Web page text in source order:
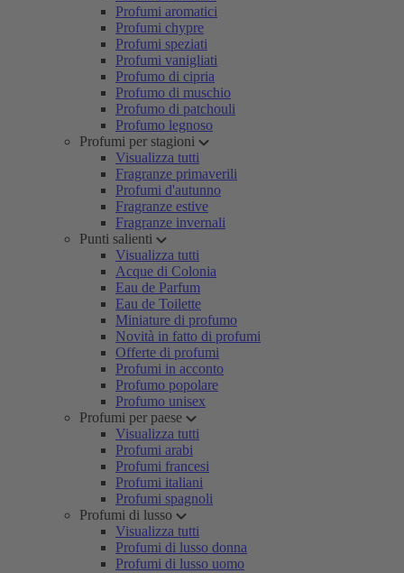
Profumi aromatici
Profumi chypre
Profumi speziati
Profumi vanigliati
Profumo di cipria
Profumo di muschio
Profumo di patchouli
Profumo legnoso
Profumi per stagioni
Visualizza tutti
Fragranze primaverili
Profumi d'autunno
Fragranze estive
Fragranze invernali
Punti salienti
Visualizza tutti
Acque di Colonia
Eau de Parfum
Eau de Toilette
Miniature di profumo
Novità in fatto di profumi
Offerte di profumi
Profumi in acconto
Profumo popolare
Profumo unisex
Profumi per paese
Visualizza tutti
Profumi arabi
Profumi francesi
Profumi italiani
Profumi spagnoli
Profumi di lusso
Visualizza tutti
Profumi di lusso donna
Profumi di lusso uomo